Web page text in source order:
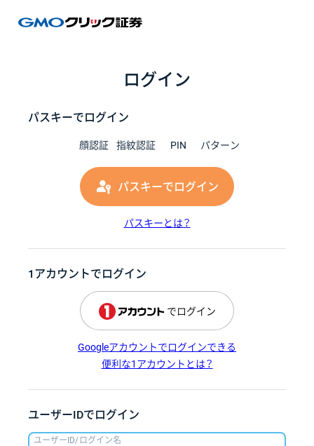
ログイン
パスキーでログイン
顔認証 指紋認証 PIN パターン
パスキーでログイン
パスキーとは？
1アカウントでログイン
でログイン
Googleアカウントでログインできる
便利な1アカウントとは？
ユーザーIDでログイン
ユーザーID/ログイン名